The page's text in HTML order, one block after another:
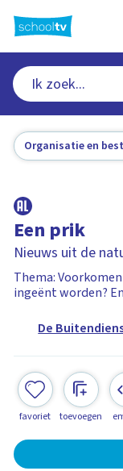
naar
hoofdinhoud
Organisatie en
Een prik
Nieuws uit de
Thema:
ingeënt worden?
De
favoriet toevoegen